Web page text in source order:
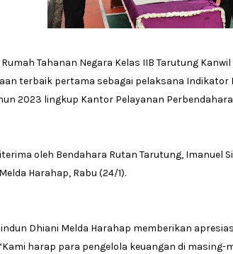
Tahanan Negara Kelas IIB Tarutung
terbaik pertama sebagai pelaksana Indikator
2023 lingkup Kantor Pelayanan
oleh Bendahara Rutan Tarutung, Imanuel
Harahap, Rabu (24/1).
Dhiani Melda Harahap memberikan
harap para pengelola keuangan di